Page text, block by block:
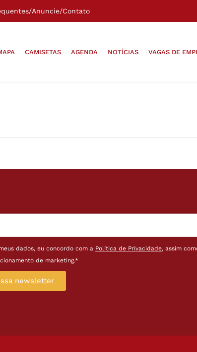
/Anuncie/Contato
CAMISETAS AGENDA NOTÍCIAS VAGAS DE
dados, eu concordo com a Política de Privacidade, assim
de marketing.*
newsletter